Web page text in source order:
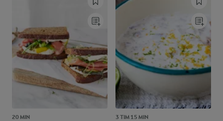
20 MIN 3 TIM 15 MIN